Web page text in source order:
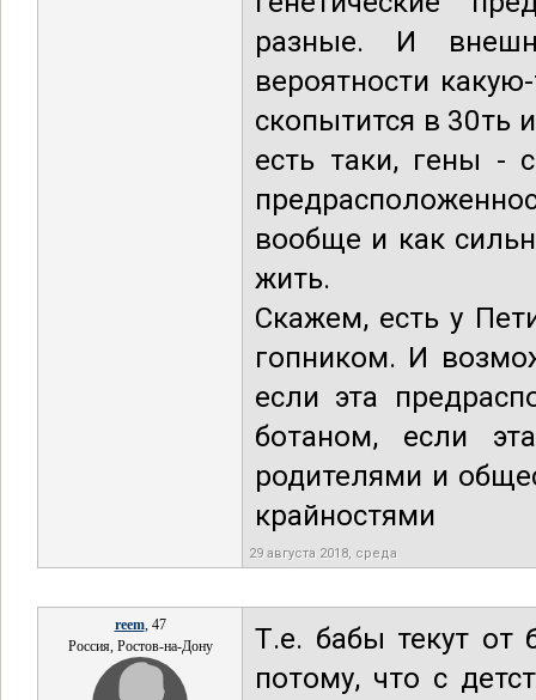
разные. И
вероятности
скопытится в 30ть
есть таки, гены -
вообще и как
жить.
Скажем, есть у
гопником. И
если эта
ботаном, если
родителями и
крайностями
29 августа 2018, среда
reem, 47
Россия, Ростов-на-Дону
Т.е. бабы текут от
потому, что с